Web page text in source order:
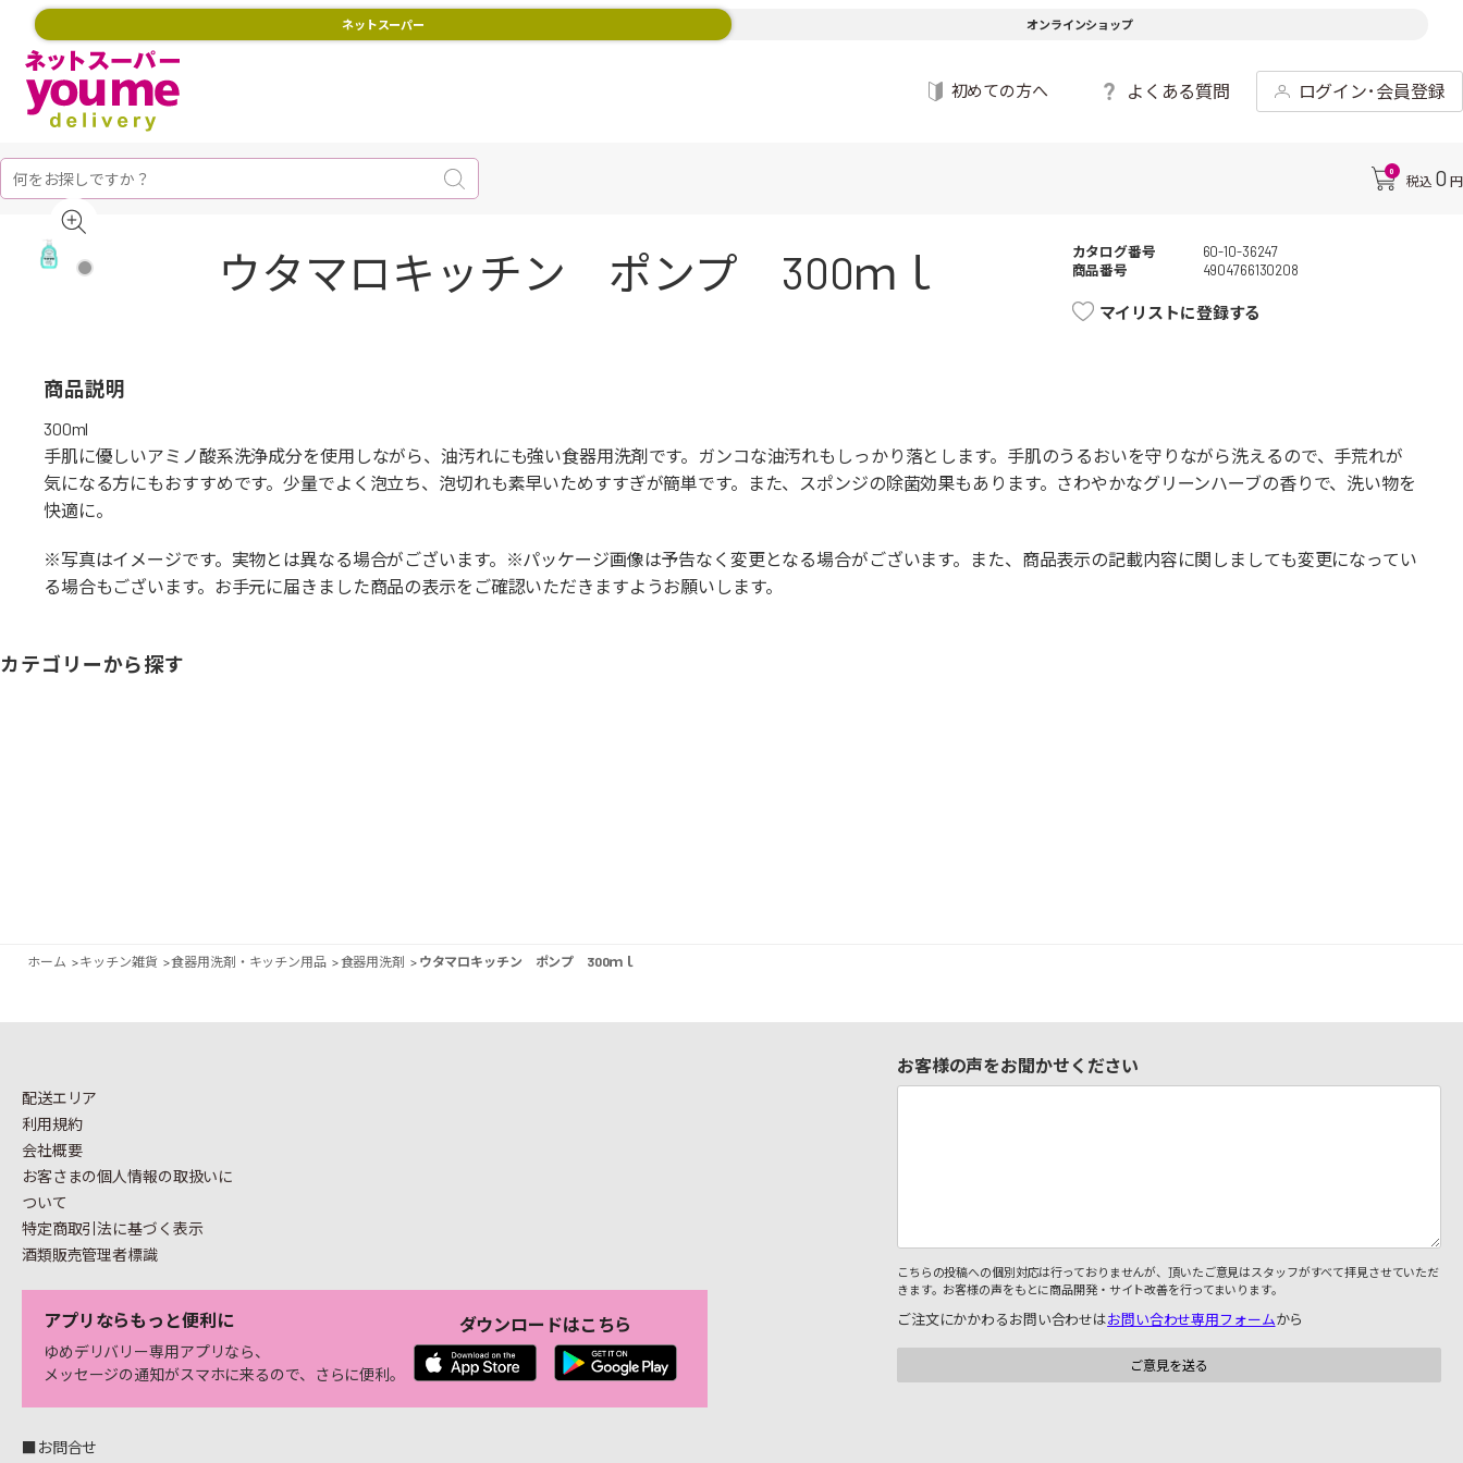
ネットスーパー オンラインショップ
初めての方へ よくある質問 ログイン･会員登録
0
税込 0 円
ウタマロキッチン ポンプ 300ｍｌ カタログ番号
60-10-36247
商品番号
4904766130208
マイリストに登録する
商品説明
300ml
手肌に優しいアミノ酸系洗浄成分を使用しながら、油汚れにも強い食器用洗剤です。ガンコな油汚れもしっかり落とします。手肌のうるおいを守りながら洗えるので、手荒れが
気になる方にもおすすめです。少量でよく泡立ち、泡切れも素早いためすすぎが簡単です。また、スポンジの除菌効果もあります。さわやかなグリーンハーブの香りで、洗い物を
快適に。
※写真はイメージです。実物とは異なる場合がございます。※パッケージ画像は予告なく変更となる場合がございます。また、商品表示の記載内容に関しましても変更になってい
る場合もございます。お手元に届きました商品の表示をご確認いただきますようお願いします。
カテゴリーから探す
ホーム >キッチン雑貨 >食器用洗剤・キッチン用品 >食器用洗剤 > ウタマロキッチン ポンプ 300ｍｌ
配送エリア
利用規約
会社概要
お客さまの個人情報の取扱いに
ついて
特定商取引法に基づく表示
酒類販売管理者標識
アプリならもっと便利に
ゆめデリバリー専用アプリなら、
メッセージの通知がスマホに来るので、さらに便利。
ダウンロードはこちら
■お問合せ
お客様の声をお聞かせください
こちらの投稿への個別対応は行っておりませんが、頂いたご意見はスタッフがすべて拝見させていただ
きます。お客様の声をもとに商品開発・サイト改善を行ってまいります。
ご注文にかかわるお問い合わせはお問い合わせ専用フォームから